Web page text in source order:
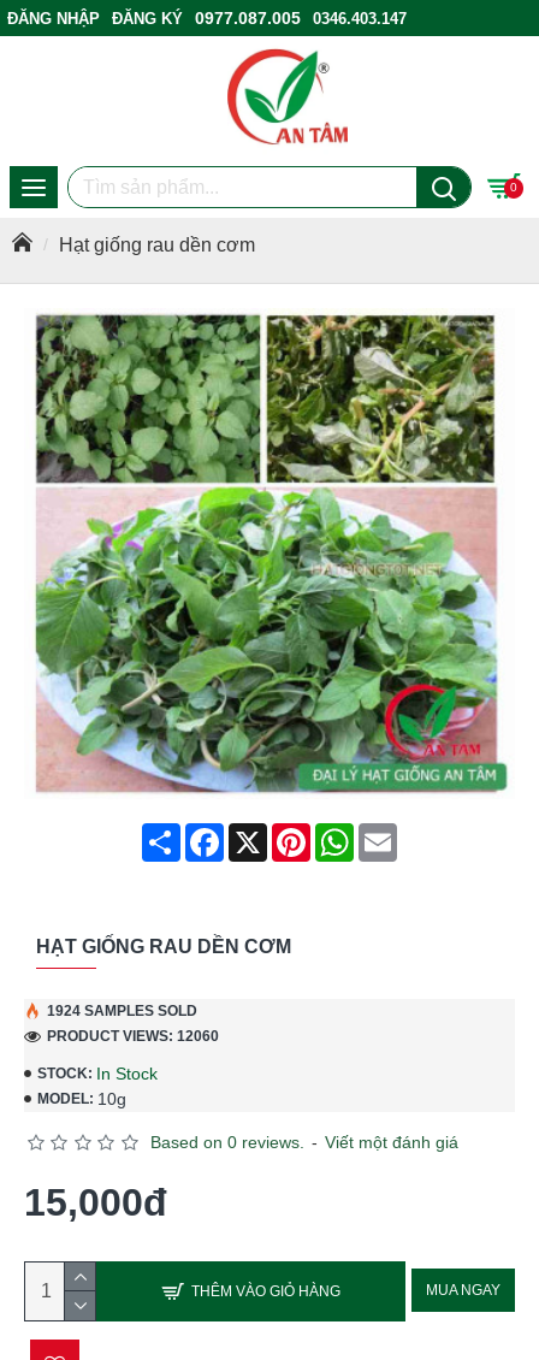
ĐĂNG NHẬP ĐĂNG KÝ 0977.087.005
0346.403.147
0
Hạt giống rau dền cơm
ShareFacebook
X PinterestWhatsApp
Email
HẠT GIỐNG RAU DỀN CƠM
STOCK: In Stock
MODEL: 10g
1924 SAMPLES SOLD
PRODUCT VIEWS: 12060
Based on 0 reviews. - Viết một đánh giá
15,000đ
THÊM VÀO GIỎ HÀNG MUA NGAY